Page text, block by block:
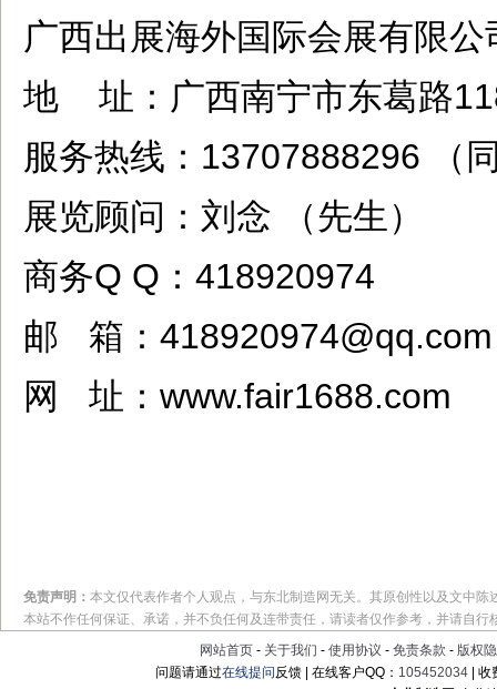
广西出展海外国际会展有限
地 址：广西南宁市东葛路
服务热线：13707888296 （
展览顾问：刘念 （先生）
商务Q Q：418920974
邮 箱：418920974@qq.com
网 址：www.fair1688.com
免责声明： 本文仅代表作者个人观点，与东北制造网无关。其原创性以及文中
本站不作任何保证、承诺，并不负任何及连带责任，请读者仅作参考，并请自行
网站首页 - 关于我们 - 使用协议 - 免责条款 - 版权
问题请通过在线提问反馈 | 在线客户QQ： 105452034 |